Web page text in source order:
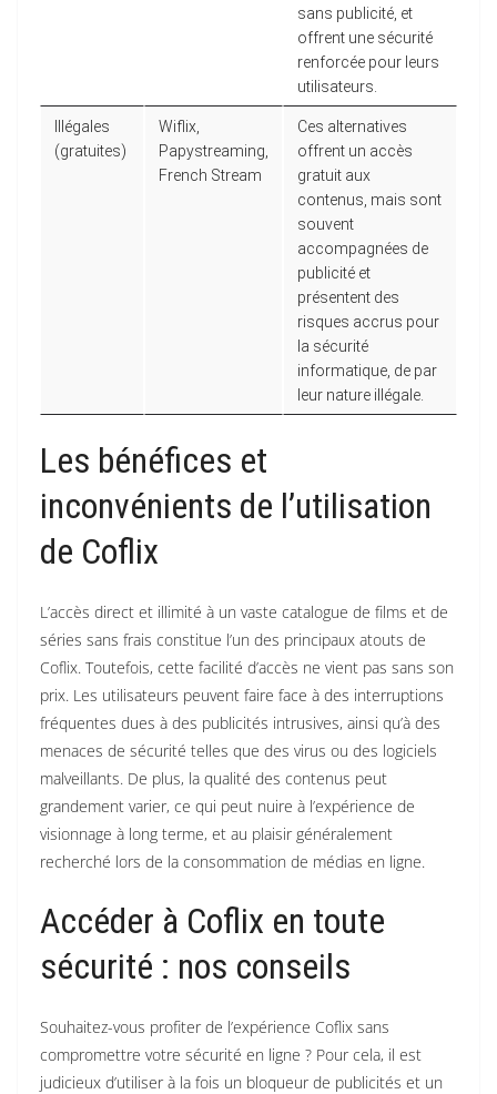
sans publicité, et
offrent une sécurité
renforcée pour leurs
utilisateurs.
Illégales
(gratuites)
Wiflix,
Papystreaming,
French Stream
Ces alternatives
offrent un accès
gratuit aux
contenus, mais sont
souvent
accompagnées de
publicité et
présentent des
risques accrus pour
la sécurité
informatique, de par
leur nature illégale.
Les bénéfices et
inconvénients de l’utilisation
de Coflix
L’accès direct et illimité à un vaste catalogue de films et de
séries sans frais constitue l’un des principaux atouts de
Coflix. Toutefois, cette facilité d’accès ne vient pas sans son
prix. Les utilisateurs peuvent faire face à des interruptions
fréquentes dues à des publicités intrusives, ainsi qu’à des
menaces de sécurité telles que des virus ou des logiciels
malveillants. De plus, la qualité des contenus peut
grandement varier, ce qui peut nuire à l’expérience de
visionnage à long terme, et au plaisir généralement
recherché lors de la consommation de médias en ligne.
Accéder à Coflix en toute
sécurité : nos conseils
Souhaitez-vous profiter de l’expérience Coflix sans
compromettre votre sécurité en ligne ? Pour cela, il est
judicieux d’utiliser à la fois un bloqueur de publicités et un